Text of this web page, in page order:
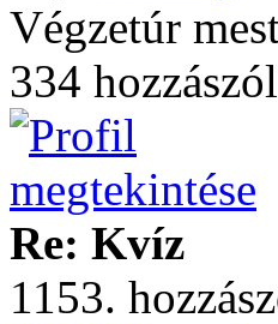
Végzetúr
334
Re: Kvíz
1153.